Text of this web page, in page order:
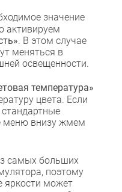
значение
активируем
. В этом случае
меняться в
освещенности.
температура»
цвета. Если
меню внизу жмем
самых больших
поэтому
яркости может